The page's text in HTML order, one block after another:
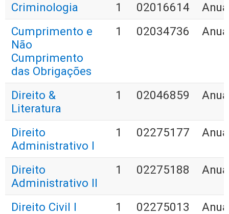
Criminologia 1 02016614
Cumprimento e
Não
Cumprimento
das Obrigações
1 02034736
Direito &
Literatura
1 02046859
Direito
Administrativo I
1 02275177
Direito
Administrativo II
1 02275188
Direito Civil I 1 02275013